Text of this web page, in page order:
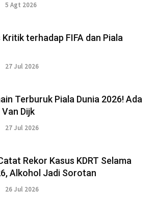
5 Agt 2026
terhadap FIFA dan Piala
27 Jul 2026
Terburuk Piala Dunia 2026! Ada
Dijk
27 Jul 2026
Rekor Kasus KDRT Selama
Alkohol Jadi Sorotan
26 Jul 2026